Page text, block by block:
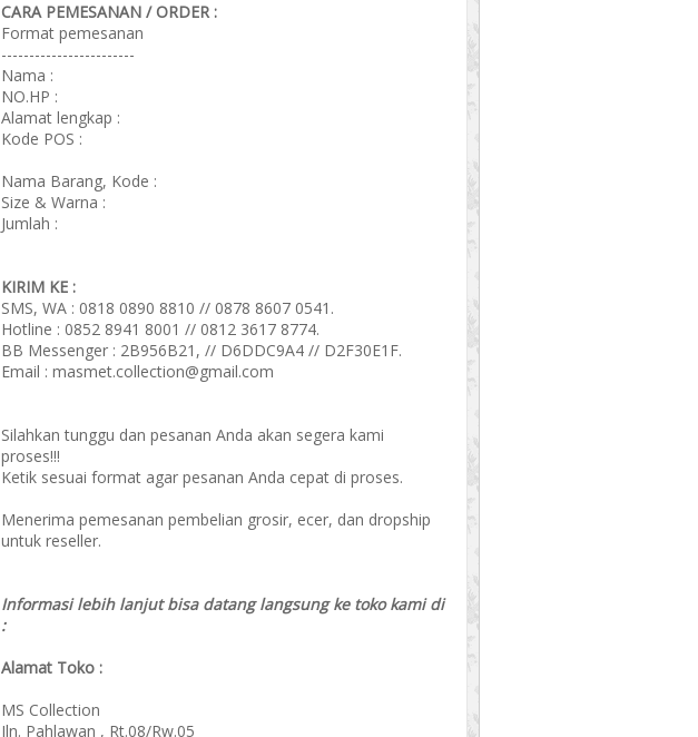
CARA PEMESANAN / ORDER :
Format pemesanan
------------------------
Nama :
NO.HP :
Alamat lengkap :
Kode POS :
Nama Barang, Kode :
Size & Warna :
Jumlah :
KIRIM KE :
SMS, WA : 0818 0890 8810 // 0878 8607 0541.
Hotline : 0852 8941 8001 // 0812 3617 8774.
BB Messenger : 2B956B21, // D6DDC9A4 // D2F30E1F.
Email : masmet.collection@gmail.com
Silahkan tunggu dan pesanan Anda akan segera kami
proses!!!
Ketik sesuai format agar pesanan Anda cepat di proses.
Menerima pemesanan pembelian grosir, ecer, dan dropship
untuk reseller.
Informasi lebih lanjut bisa datang langsung ke toko kami di
:
Alamat Toko :
MS Collection
Jln. Pahlawan , Rt.08/Rw.05